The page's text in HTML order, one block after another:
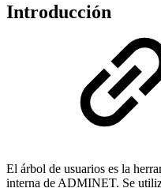
Introducción
El árbol de usuarios es la
interna de ADMINET. Se